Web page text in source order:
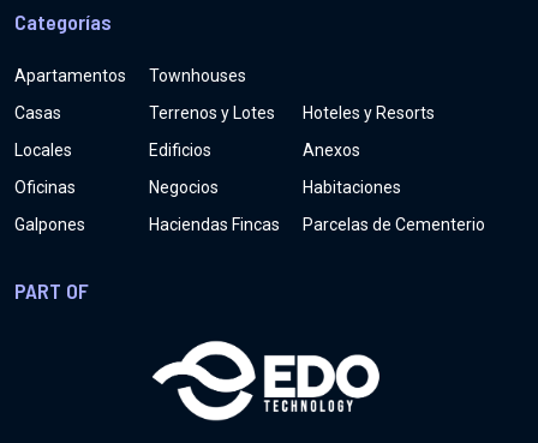
Categorías
Apartamentos
Casas
Locales
Oficinas
Galpones
Townhouses
Terrenos y Lotes
Edificios
Negocios
Haciendas Fincas
Hoteles y Resorts
Anexos
Habitaciones
Parcelas de Cementerio
PART OF